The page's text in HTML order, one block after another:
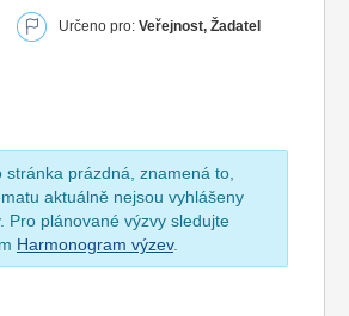
Určeno pro: Veřejnost, Žadatel
stránka prázdná, znamená to,
aktuálně nejsou vyhlášeny
Pro plánované výzvy sledujte
Harmonogram výzev.